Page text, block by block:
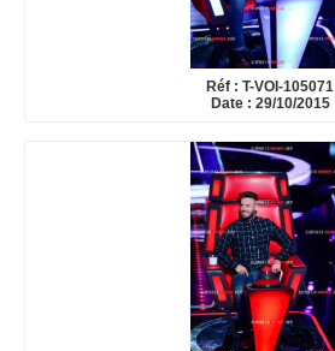
Réf : T-VOI-105071
Date : 29/10/2015